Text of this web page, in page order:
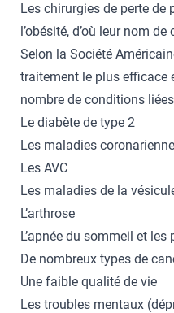
Les chirurgies de perte
l’obésité, d’où leur nom
Selon la Société
traitement le plus efficace
nombre de conditions
Le diabète de type 2
Les maladies
Les AVC
Les maladies de la
L’arthrose
L’apnée du sommeil et
De nombreux types de
Une faible qualité de vie
Les troubles mentaux